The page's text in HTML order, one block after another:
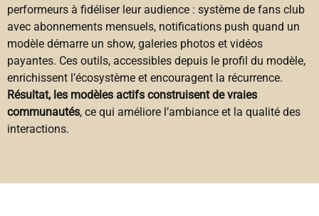
performeurs à fidéliser leur audience : système de fans club
avec abonnements mensuels, notifications push quand un
modèle démarre un show, galeries photos et vidéos
payantes. Ces outils, accessibles depuis le profil du modèle,
enrichissent l’écosystème et encouragent la récurrence.
Résultat, les modèles actifs construisent de vraies
communautés, ce qui améliore l’ambiance et la qualité des
interactions.